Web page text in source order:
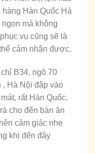
Hàn Quốc Hà
mà không
vụ cũng sẽ là
cảm nhận được.
B34, ngõ 70
Hà Nội đập vào
rất Hàn Quốc.
cho đến bàn ăn
cảm giác nhẹ
khi đến đây